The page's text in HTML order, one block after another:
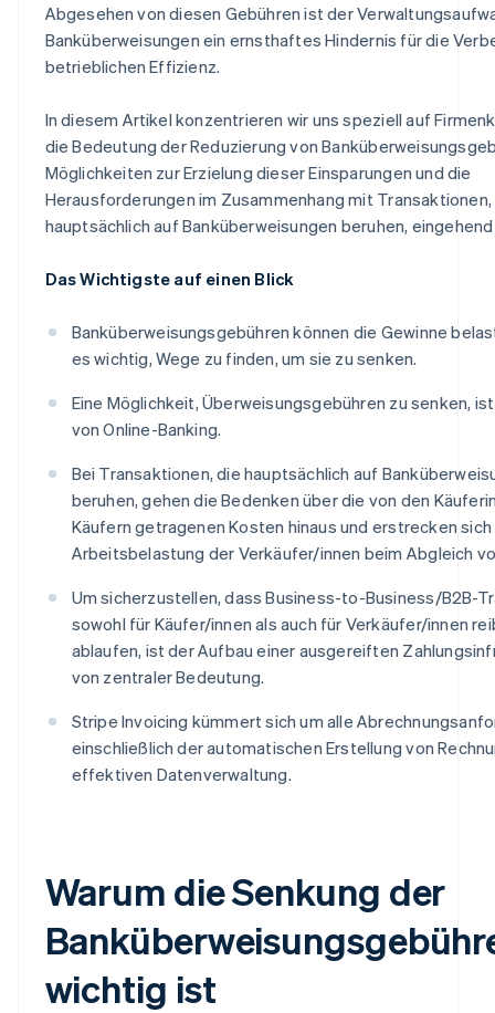
Abgesehen von diesen Gebühren ist der
Banküberweisungen ein ernsthaftes Hindernis für die
betrieblichen Effizienz.
In diesem Artikel konzentrieren wir uns speziell auf
die Bedeutung der Reduzierung von
Möglichkeiten zur Erzielung dieser Einsparungen und die
Herausforderungen im Zusammenhang mit
hauptsächlich auf Banküberweisungen beruhen,
Das Wichtigste auf einen Blick
Banküberweisungsgebühren können die Gewinne
es wichtig, Wege zu finden, um sie zu senken.
Eine Möglichkeit, Überweisungsgebühren zu senken,
von Online-Banking.
Bei Transaktionen, die hauptsächlich auf
beruhen, gehen die Bedenken über die von den
Käufern getragenen Kosten hinaus und erstrecken
Arbeitsbelastung der Verkäufer/innen beim Abgleich
Um sicherzustellen, dass Business-to-Business/B2B-
sowohl für Käufer/innen als auch für Verkäufer/innen
ablaufen, ist der Aufbau einer ausgereiften
von zentraler Bedeutung.
Stripe Invoicing kümmert sich um alle
einschließlich der automatischen Erstellung von
effektiven Datenverwaltung.
Warum die Senkung der
wichtig ist